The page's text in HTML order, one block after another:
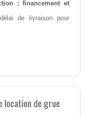
: financement et
de livraison pour
location de grue